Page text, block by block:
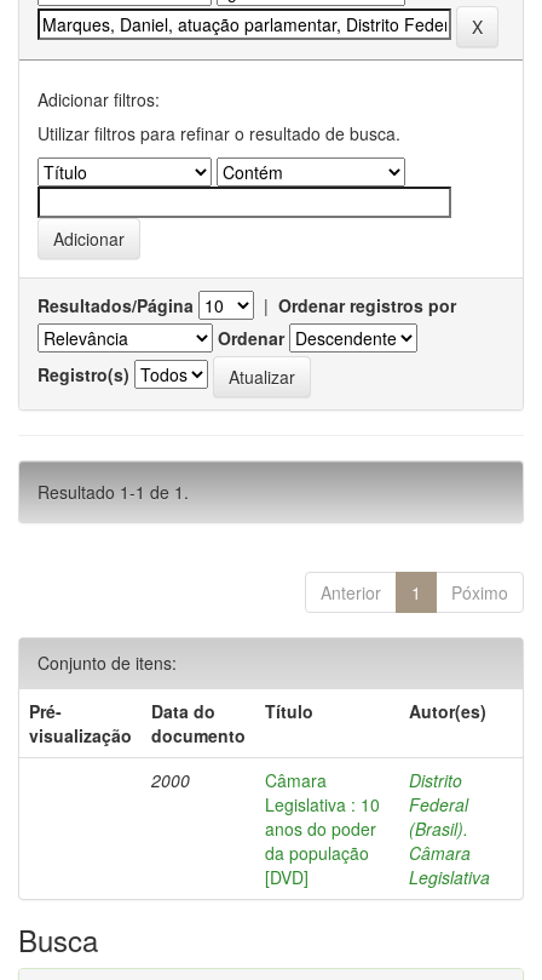
Adicionar filtros:
Utilizar filtros para refinar o resultado de busca.
Resultados/Página | Ordenar registros por
Ordenar
Registro(s)
Resultado 1-1 de 1.
Anterior 1 Póximo
Conjunto de itens:
Pré-
visualização
Data do
documento
Título Autor(es)
2000
Câmara
Legislativa : 10
anos do poder
da população
[DVD]
Distrito
Federal
(Brasil).
Câmara
Legislativa
Busca